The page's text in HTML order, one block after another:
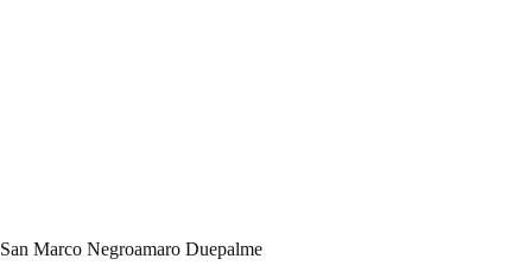
San Marco Negroamaro Duepalme